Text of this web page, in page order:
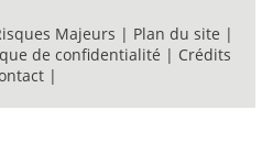
Majeurs | Plan du site |
de confidentialité | Crédits
|